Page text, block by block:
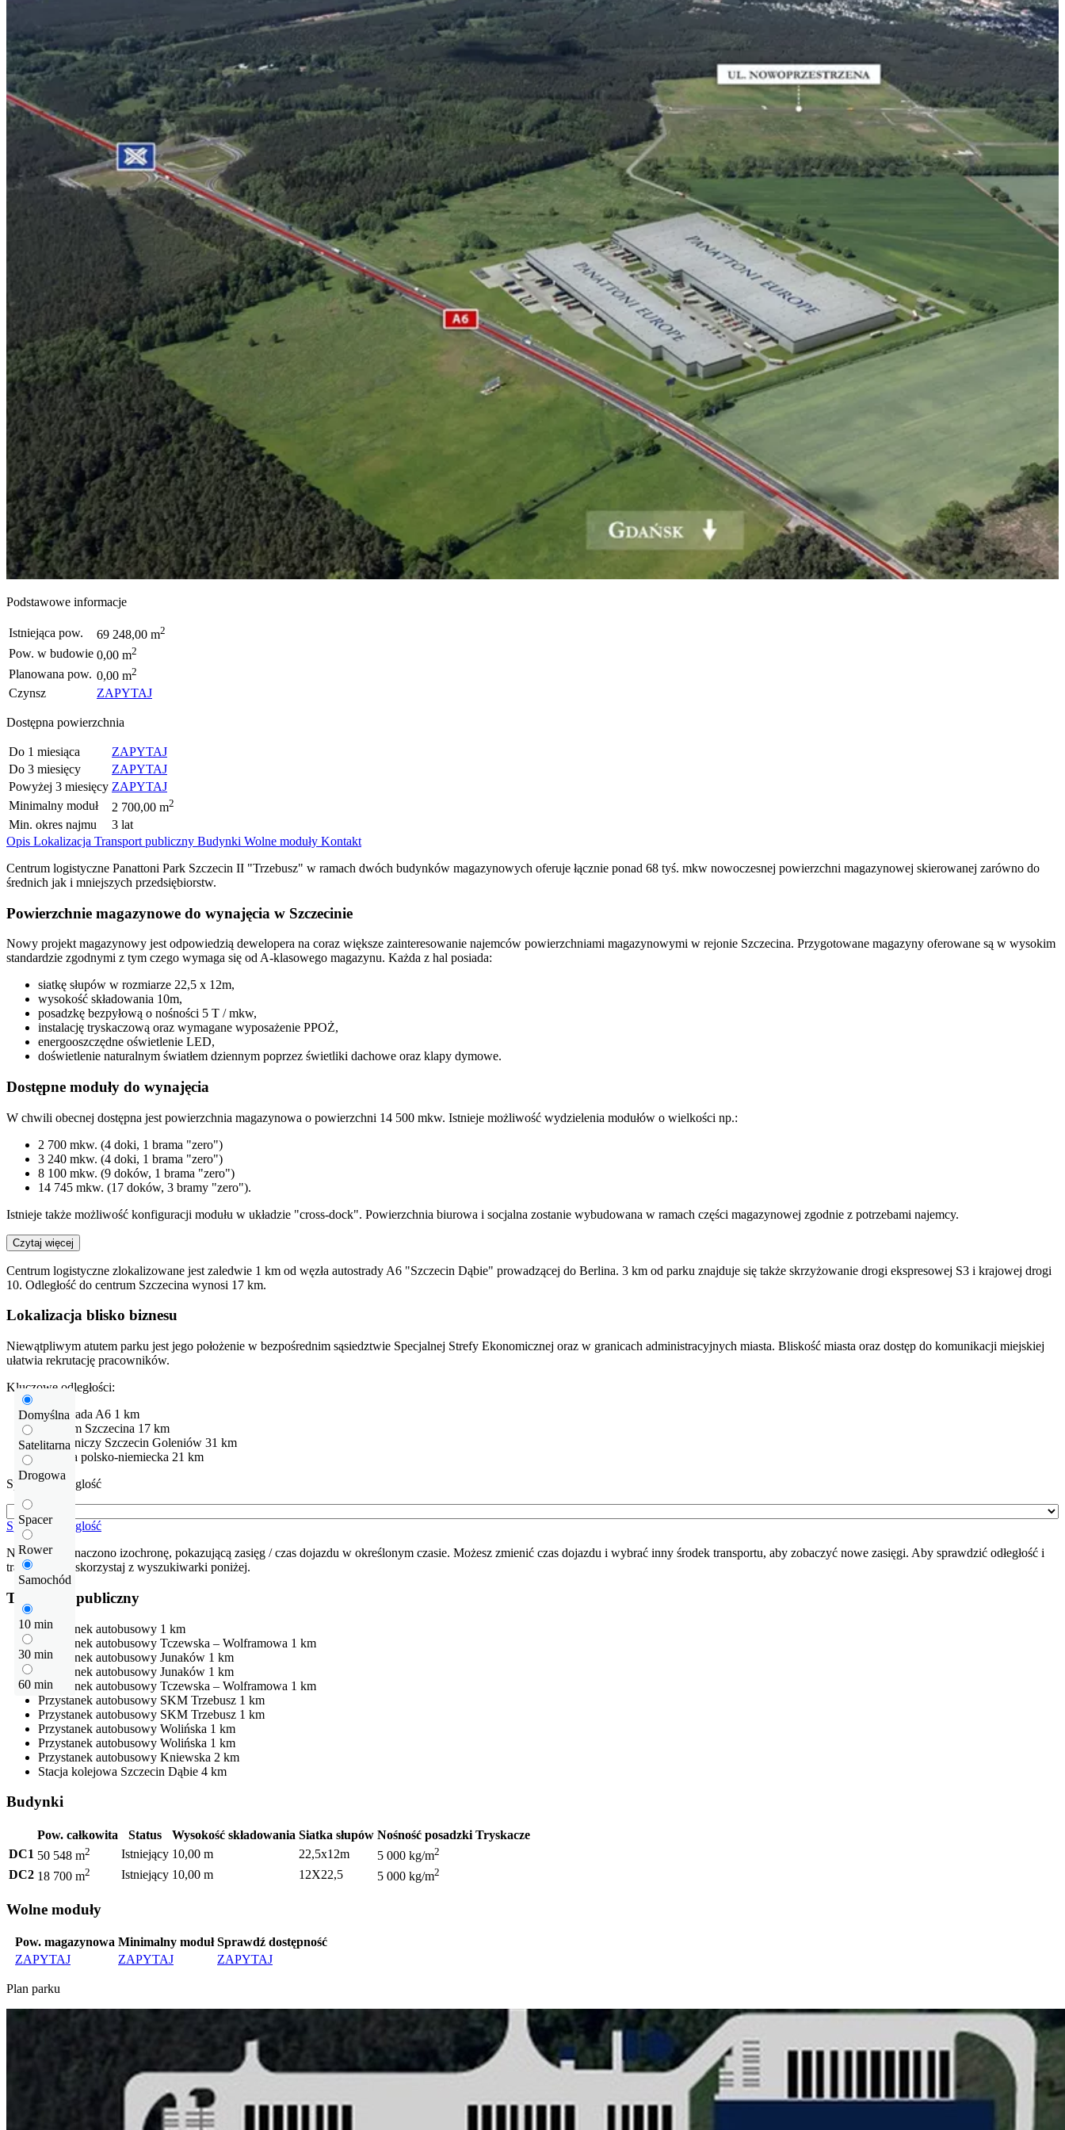
Podstawowe informacje
Istniejąca pow. 69 248,00 m2
Pow. w budowie 0,00 m2
Planowana pow. 0,00 m2
Czynsz ZAPYTAJ
Dostępna powierzchnia
Do 1 miesiąca
ZAPYTAJ
Do 3 miesięcy
ZAPYTAJ
Powyżej 3 miesięcy ZAPYTAJ
Minimalny moduł
2 700,00 m2
Min. okres najmu
3 lat
Opis Lokalizacja Transport publiczny Budynki Wolne moduły Kontakt
Centrum logistyczne Panattoni Park Szczecin II "Trzebusz" w ramach dwóch budynków magazynowych oferuje łącznie ponad 68 tyś. mkw nowoczesnej powierzchni magazynowej skierowanej zarówno do
średnich jak i mniejszych przedsiębiorstw.
Powierzchnie magazynowe do wynajęcia w Szczecinie
Nowy projekt magazynowy jest odpowiedzią dewelopera na coraz większe zainteresowanie najemców powierzchniami magazynowymi w rejonie Szczecina. Przygotowane magazyny oferowane są w wysokim
standardzie zgodnymi z tym czego wymaga się od A-klasowego magazynu. Każda z hal posiada:
siatkę słupów w rozmiarze 22,5 x 12m,
wysokość składowania 10m,
posadzkę bezpyłową o nośności 5 T / mkw,
instalację tryskaczową oraz wymagane wyposażenie PPOŻ,
energooszczędne oświetlenie LED,
doświetlenie naturalnym światłem dziennym poprzez świetliki dachowe oraz klapy dymowe.
Dostępne moduły do wynajęcia
W chwili obecnej dostępna jest powierzchnia magazynowa o powierzchni 14 500 mkw. Istnieje możliwość wydzielenia modułów o wielkości np.:
2 700 mkw. (4 doki, 1 brama "zero")
3 240 mkw. (4 doki, 1 brama "zero")
8 100 mkw. (9 doków, 1 brama "zero")
14 745 mkw. (17 doków, 3 bramy "zero").
Istnieje także możliwość konfiguracji modułu w układzie "cross-dock". Powierzchnia biurowa i socjalna zostanie wybudowana w ramach części magazynowej zgodnie z potrzebami najemcy.
Czytaj więcej
Centrum logistyczne zlokalizowane jest zaledwie 1 km od węzła autostrady A6 "Szczecin Dąbie" prowadzącej do Berlina. 3 km od parku znajduje się także skrzyżowanie drogi ekspresowej S3 i krajowej drogi
10. Odległość do centrum Szczecina wynosi 17 km.
Lokalizacja blisko biznesu
Niewątpliwym atutem parku jest jego położenie w bezpośrednim sąsiedztwie Specjalnej Strefy Ekonomicznej oraz w granicach administracyjnych miasta. Bliskość miasta oraz dostęp do komunikacji miejskiej
ułatwia rekrutację pracowników.
Domyślna
Satelitarna
Drogowa
Spacer
Rower
Samochód
10 min
30 min
60 min
Kluczowe odległości:
Autostrada A6 1 km
Centrum Szczecina 17 km
Port lotniczy Szczecin Goleniów 31 km
Granica polsko-niemiecka 21 km
Sprawdź odleglość
Sprawdź odleglość
Na mapie zaznaczono izochronę, pokazującą zasięg / czas dojazdu w określonym czasie. Możesz zmienić czas dojazdu i wybrać inny środek transportu, aby zobaczyć nowe zasięgi. Aby sprawdzić odłegłość i
trasę dojazdu skorzystaj z wyszukiwarki poniżej.
Transport publiczny
Przystanek autobusowy 1 km
Przystanek autobusowy Tczewska – Wolframowa 1 km
Przystanek autobusowy Junaków 1 km
Przystanek autobusowy Junaków 1 km
Przystanek autobusowy Tczewska – Wolframowa 1 km
Przystanek autobusowy SKM Trzebusz 1 km
Przystanek autobusowy SKM Trzebusz 1 km
Przystanek autobusowy Wolińska 1 km
Przystanek autobusowy Wolińska 1 km
Przystanek autobusowy Kniewska 2 km
Stacja kolejowa Szczecin Dąbie 4 km
Budynki
Pow. całkowita Status Wysokość składowania Siatka słupów Nośność posadzki Tryskacze
DC1 50 548 m2 Istniejący 10,00 m 22,5x12m 5 000 kg/m2
DC2 18 700 m2 Istniejący 10,00 m 12X22,5 5 000 kg/m2
Wolne moduły
Pow. magazynowa Minimalny moduł Sprawdź dostępność
ZAPYTAJ
ZAPYTAJ ZAPYTAJ
Plan parku